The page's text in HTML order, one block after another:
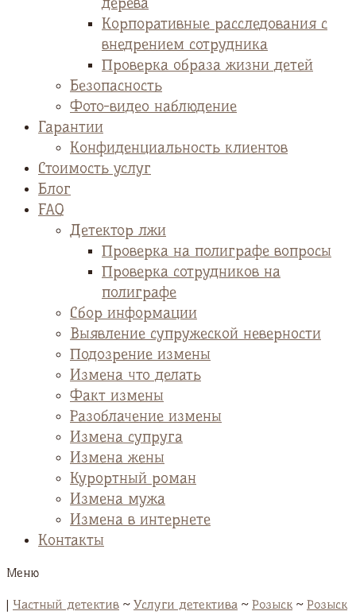
Корпоративные расследования с
внедрением сотрудника
Проверка образа жизни детей
Безопасность
Фото-видео наблюдение
Гарантии
Конфиденциальность клиентов
Стоимость услуг
Блог
FAQ
Детектор лжи
Проверка на полиграфе вопросы
Проверка сотрудников на
полиграфе
Сбор информации
Выявление супружеской неверности
Подозрение измены
Измена что делать
Факт измены
Разоблачение измены
Измена супруга
Измена жены
Курортный роман
Измена мужа
Измена в интернете
Контакты
Меню
| Частный детектив ~ Услуги детектива ~ Розыск~ Розыск